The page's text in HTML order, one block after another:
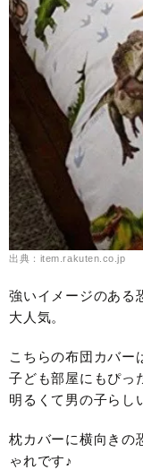
出典：item.rakuten.co.jp
強いイメージのある
大人気。
こちらの布団カバー
子ども部屋にもぴっ
明るくて男の子らし
枕カバーに横向きの
ゃれです♪